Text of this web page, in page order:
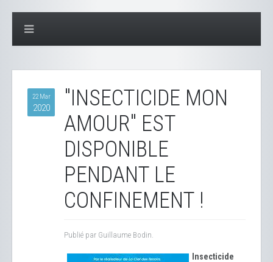
22 Mar
2020
"INSECTICIDE MON
AMOUR" EST
DISPONIBLE
PENDANT LE
CONFINEMENT !
Publié par Guillaume Bodin.
Insecticide